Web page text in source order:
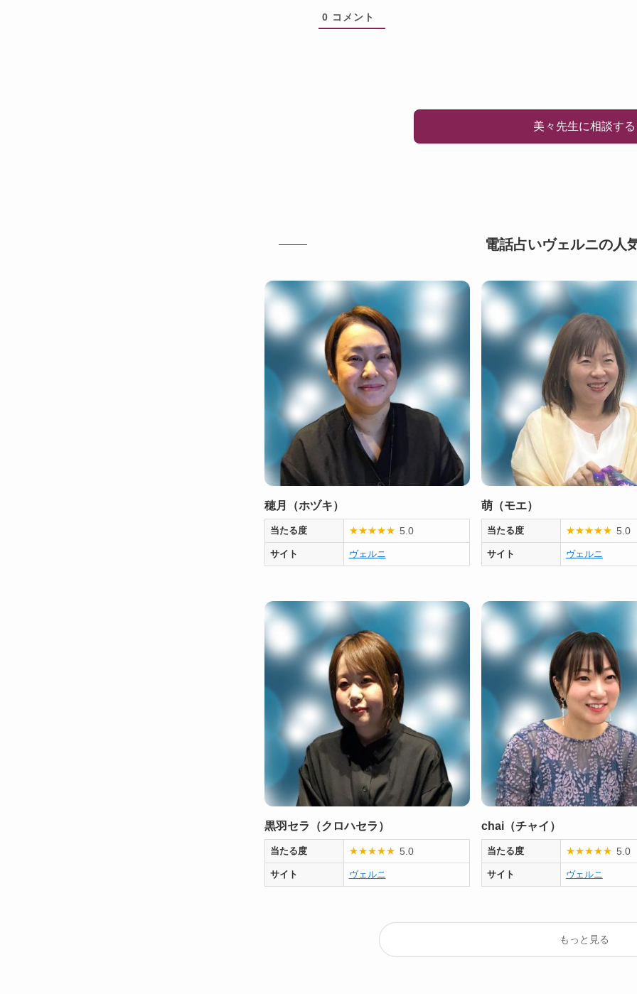
0 コメント
美々先生に相談する
電話占いヴェルニの人
穂月（ホヅキ）
当たる度 ★★★★★ 5.0
サイト ヴェルニ
萌（モエ）
当たる度 ★★★★★ 5.0
サイト ヴェルニ
黒羽セラ（クロハセラ）
当たる度 ★★★★★ 5.0
サイト ヴェルニ
chai（チャイ）
当たる度 ★★★★★ 5.0
サイト ヴェルニ
もっと見る